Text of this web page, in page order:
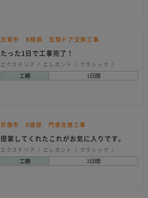
古賀市 N様邸 玄関ドア交換工事
たった1日で工事完了！
エクステリア エレガント
クラシック
ナチュラル
ヨーロピアン 北欧系
工期 1日間
宗像市 K様邸 門扉交換工事
提案してくれたこれがお気に入りです。
エクステリア エレガント
クラシック
ヨーロピアン
レトロ
工期 3日間